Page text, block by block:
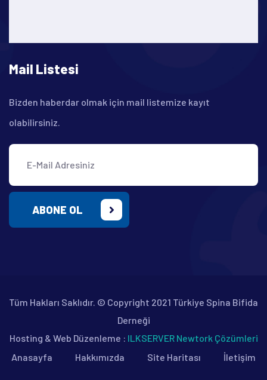
Mail Listesi
Bizden haberdar olmak için mail listemize kayıt
olabilirsiniz.
ABONE OL
Tüm Hakları Saklıdır. © Copyright 2021 Türkiye Spina Bifida
Derneği
Hosting & Web Düzenleme : ILKSERVER Newtork Çözümleri
Anasayfa
Hakkımızda Site Haritası İletişim